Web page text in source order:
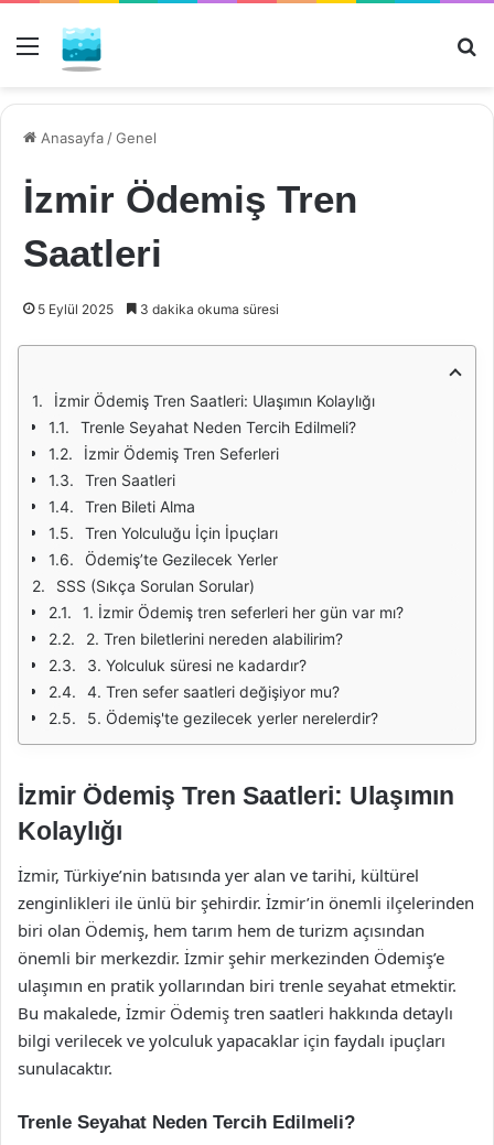
Menü
Anasayfa /Genel
İzmir Ödemiş Tren
Saatleri
5 Eylül 2025 3 dakika okuma süresi
İzmir Ödemiş Tren Saatleri: Ulaşımın Kolaylığı
Trenle Seyahat Neden Tercih Edilmeli?
İzmir Ödemiş Tren Seferleri
Tren Saatleri
Tren Bileti Alma
Tren Yolculuğu İçin İpuçları
Ödemiş’te Gezilecek Yerler
SSS (Sıkça Sorulan Sorular)
1. İzmir Ödemiş tren seferleri her gün var mı?
2. Tren biletlerini nereden alabilirim?
3. Yolculuk süresi ne kadardır?
4. Tren sefer saatleri değişiyor mu?
5. Ödemiş'te gezilecek yerler nerelerdir?
İzmir Ödemiş Tren Saatleri: Ulaşımın
Kolaylığı
İzmir, Türkiye’nin batısında yer alan ve tarihi, kültürel
zenginlikleri ile ünlü bir şehirdir. İzmir’in önemli ilçelerinden
biri olan Ödemiş, hem tarım hem de turizm açısından
önemli bir merkezdir. İzmir şehir merkezinden Ödemiş’e
ulaşımın en pratik yollarından biri trenle seyahat etmektir.
Bu makalede, İzmir Ödemiş tren saatleri hakkında detaylı
bilgi verilecek ve yolculuk yapacaklar için faydalı ipuçları
sunulacaktır.
Trenle Seyahat Neden Tercih Edilmeli?